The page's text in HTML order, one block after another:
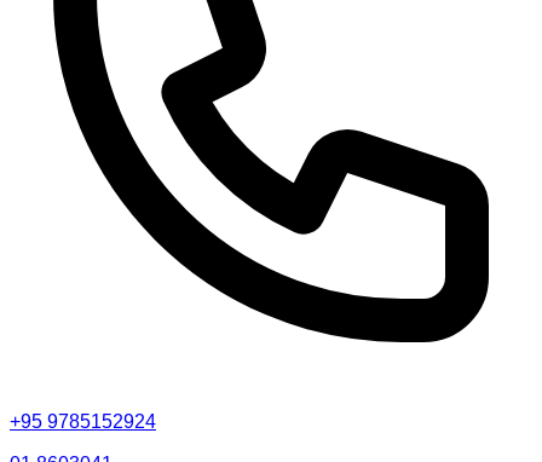
+95 9785152924